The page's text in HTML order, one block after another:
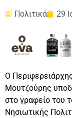
Πολιτικά 29
Ο
Μουτζούρης
στο γραφείο του
Νησιωτικής